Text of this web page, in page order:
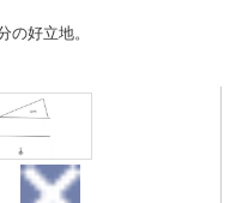
の好立地。
土地図